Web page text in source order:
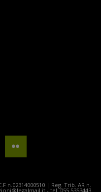
n.02314000510 | Reg. Trib. AR n.
- tel. 055.5353443